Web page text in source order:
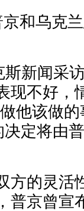
和乌克
新闻采
现不好，
他该做
定将由
方的灵活
普京曾宣